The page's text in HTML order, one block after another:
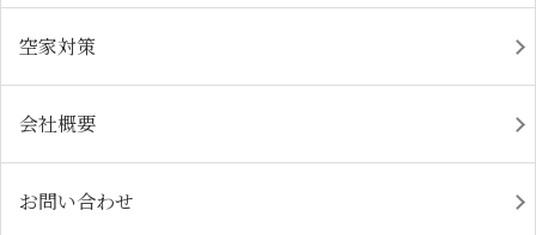
空家対策
会社概要
お問い合わせ